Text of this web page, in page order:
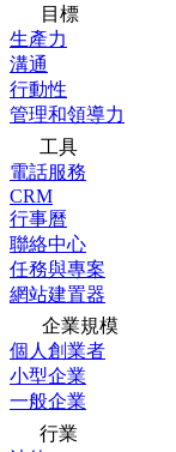
目標
生產力
溝通
行動性
管理和領導力
工具
電話服務
CRM
行事曆
聯絡中心
任務與專案
網站建置器
企業規模
個人創業者
小型企業
一般企業
行業